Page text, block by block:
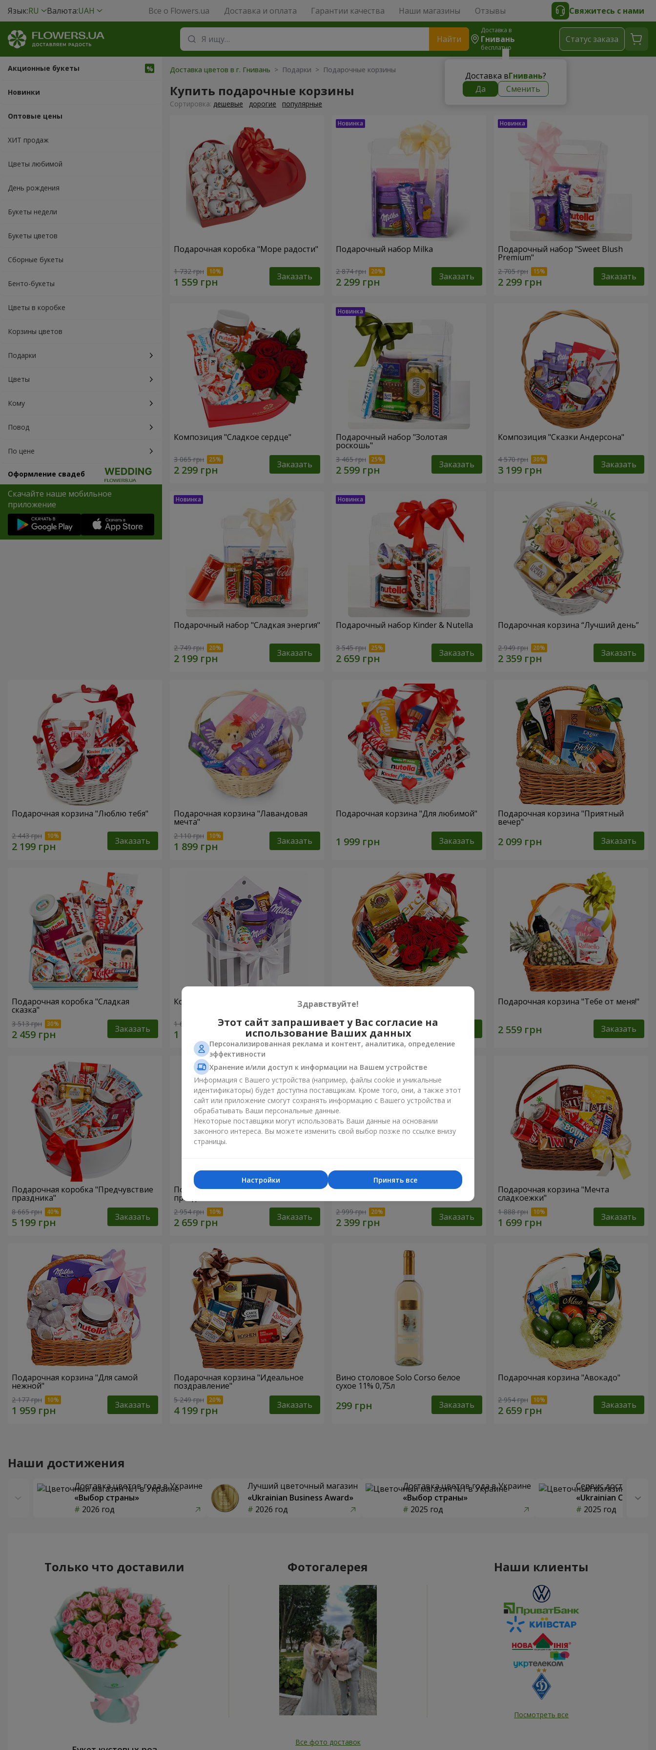
Язык:RU Валюта:UAH Все о Flowers.ua Доставка и оплата Гарантии качества Наши магазины Отзывы Свяжитесь с нами
Найти
Доставка в
Гнивань
бесплатно
Доставка вГнивань?
Да
Сменить
Cтатус заказа
Акционные букеты
Новинки
Оптовые цены
ХИТ продаж
Цветы любимой
День рождения
Букеты недели
Букеты цветов
Сборные букеты
Бенто-букеты
Цветы в коробке
Корзины цветов
Подарки
Цветы
Кому
Повод
По цене
Оформление свадеб
Скачайте наше мобильное
приложение
Доставка цветов в г. Гнивань > Подарки > Подарочные корзины
Купить подарочные корзины
Cортировка: дешевые дорогие популярные
Подарочная коробка "Море радости"
1 732 грн Заказать
Подарочный набор Milka
2 874 грн Заказать
Подарочный набор "Sweet Blush
Premium"
2 705 грн Заказать
Композиция "Сладкое сердце"
3 065 грн Заказать
Подарочный набор "Золотая
роскошь"
3 465 грн Заказать
Композиция "Сказки Андерсона"
4 570 грн Заказать
Подарочный набор "Сладкая энергия"
2 749 грн Заказать
Подарочный набор Kinder & Nutella
3 545 грн Заказать
Подарочная корзина “Лучший день”
2 949 грн Заказать
Подарочная корзина "Люблю тебя"
2 443 грн Заказать
Подарочная корзина "Лавандовая
мечта"
2 110 грн Заказать
Подарочная корзина "Для любимой"
Заказать
Подарочная корзина "Приятный
вечер"
Заказать
Подарочная коробка "Сладкая
сказка"
3 513 грн Заказать
Композиция "Сладкая нежность"
1 666 грн Заказать
Подарочная корзина "Классика"
4 074 грн
Подарочная корзина "Тебе от меня!"
Заказать
Подарочная коробка "Предчувствие
праздника"
8 665 грн Заказать
Подарочная корзина "Детский
праздник!"
2 954 грн Заказать
Подарочная корзина "Амур"
2 999 грн Заказать
Подарочная корзина "Мечта
сладкоежки"
1 888 грн Заказать
Подарочная корзина "Для самой
нежной"
2 177 грн Заказать
Подарочная корзина "Идеальное
поздравление"
5 249 грн Заказать
Вино столовое Solo Corso белое
сухое 11% 0,75л
Заказать
Подарочная корзина "Авокадо"
2 954 грн Заказать
Наши достижения
Доставка цветов года в Украине
«Выбор страны»
2026 год
Лучший цветочный магазин
«Ukrainian Business Award»
2026 год
Доставка цветов года в Украине
«Выбор страны»
2025 год
Сервис доставки
«Ukrainian Choice»
2025 год
Только что доставили Фотогалерея
Все фото доставок
Наши клиенты
Посмотреть все
Здравствуйте!
Этот сайт запрашивает у Вас согласие на
использование Ваших данных
Персонализированная реклама и контент, аналитика, определение
эффективности
Хранение и/или доступ к информации на Вашем устройстве
Информация с Вашего устройства (например, файлы cookie и уникальные
идентификаторы) будет доступна поставщикам. Кроме того, они, а также этот
сайт или приложение смогут сохранять информацию с Вашего устройства и
обрабатывать Ваши персональные данные.
Некоторые поставщики могут использовать Ваши данные на основании
законного интереса. Вы можете изменить свой выбор позже по ссылке внизу
страницы.
Принять все
Настройки